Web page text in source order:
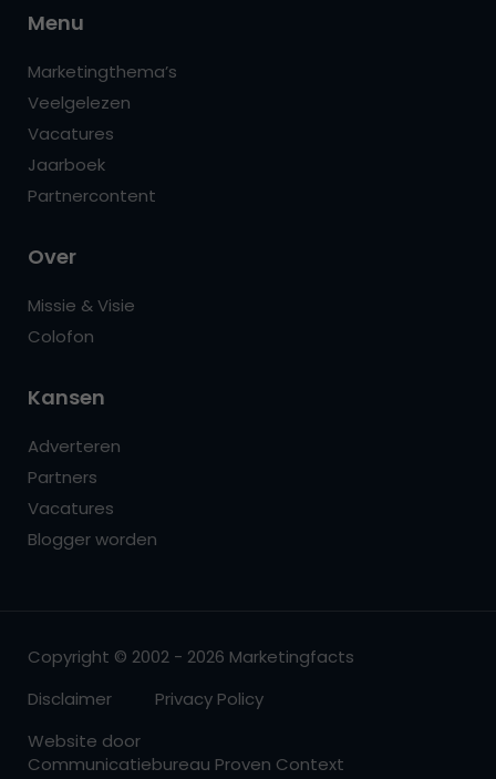
Menu
Marketingthema’s
Veelgelezen
Vacatures
Jaarboek
Partnercontent
Over
Missie & Visie
Colofon
Kansen
Adverteren
Partners
Vacatures
Blogger worden
Copyright © 2002 - 2026 Marketingfacts
Disclaimer
Privacy Policy
Website door
Communicatiebureau Proven Context